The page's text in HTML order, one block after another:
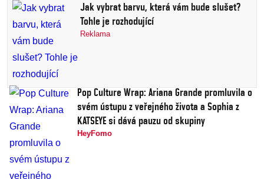
Jak vybrat barvu, která vám bude slušet?
Tohle je rozhodující
Reklama
Pop Culture Wrap: Ariana Grande promluvila o
svém ústupu z veřejného života a Sophia z
KATSEYE si dává pauzu od skupiny
HeyFomo